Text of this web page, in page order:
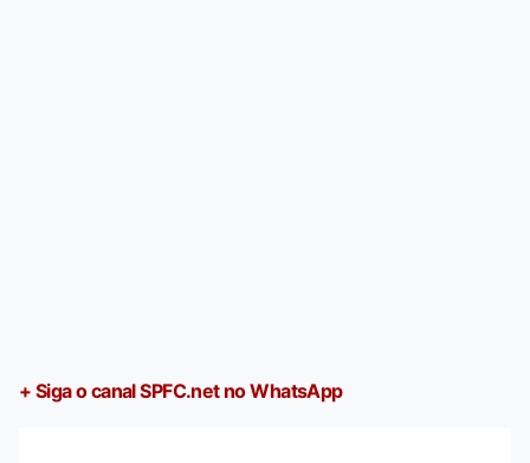
+ Siga o canal SPFC.net no WhatsApp